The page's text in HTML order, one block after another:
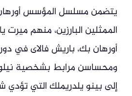
يتضمن مسلسل المؤسس
الممثلين البارزين، منهم ميرت
أورهان بك، باريش فالاى في
ومحساسن مرابط بشخصية
إلى بينو يلدريملك التي